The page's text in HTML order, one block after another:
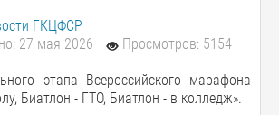
ГКЦФСР
27 мая 2026
Просмотров: 5154
этапа Всероссийского марафона
Биатлон - ГТО, Биатлон - в колледж».